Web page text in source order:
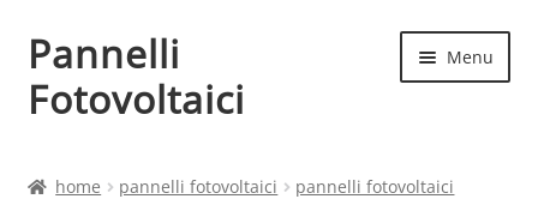
Vai
alla
navigazione
Vai
al
contenuto
Pannelli
Fotovoltaici
Menu
home pannelli fotovoltaici
pannelli fotovoltaici